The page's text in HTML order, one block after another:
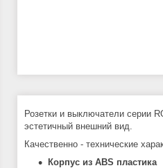
Розетки и выключатели серии
эстетичный внешний вид.
Качественно - технические
Корпус из ABS пластика